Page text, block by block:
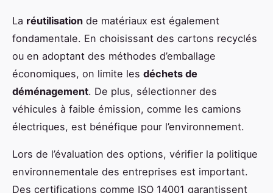
La réutilisation de matériaux est également
fondamentale. En choisissant des cartons recyclés
ou en adoptant des méthodes d’emballage
économiques, on limite les déchets de
déménagement. De plus, sélectionner des
véhicules à faible émission, comme les camions
électriques, est bénéfique pour l’environnement.
Lors de l’évaluation des options, vérifier la politique
environnementale des entreprises est important.
Des certifications comme ISO 14001 garantissent